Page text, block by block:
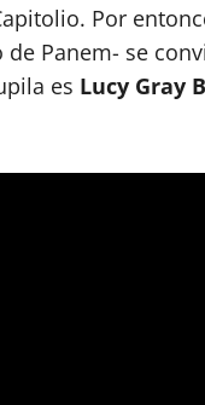
Por
Panem- se
es Lucy Gray